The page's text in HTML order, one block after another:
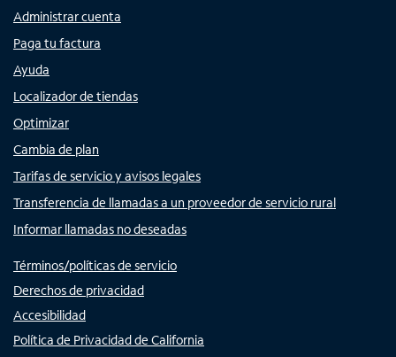
Administrar cuenta
Paga tu factura
Ayuda
Localizador de tiendas
Optimizar
Cambia de plan
Tarifas de servicio y avisos legales
Transferencia de llamadas a un proveedor de servicio rural
Informar llamadas no deseadas
Términos/políticas de servicio
Derechos de privacidad
Accesibilidad
Política de Privacidad de California